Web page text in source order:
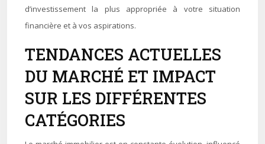
d’investissement la plus appropriée à votre situation
financière et à vos aspirations.
TENDANCES ACTUELLES
DU MARCHÉ ET IMPACT
SUR LES DIFFÉRENTES
CATÉGORIES